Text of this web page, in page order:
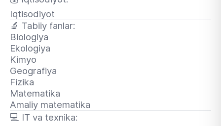
Iqtisodiyot
🔬 Tabiiy fanlar:
Biologiya
Ekologiya
Kimyo
Geografiya
Fizika
Matematika
Amaliy matematika
💻 IT va texnika: